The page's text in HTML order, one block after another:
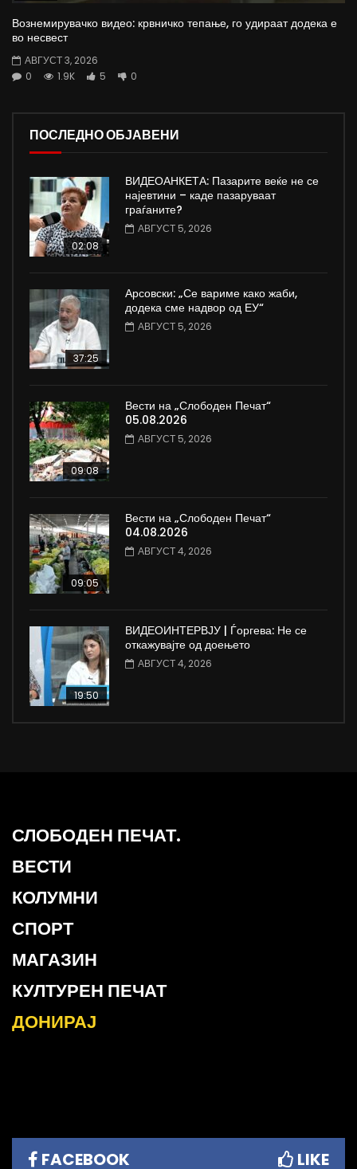
Вознемирувачко видео: крвничко тепање, го удираат додека е
во несвест
АВГУСТ 3, 2026
0
1.9K 5 0
ПОСЛЕДНО ОБЈАВЕНИ
02:08
ВИДЕОАНКЕТА: Пазарите веќе не се
најевтини – каде пазаруваат
граѓаните?
АВГУСТ 5, 2026
37:25
Арсовски: „Се вариме како жаби,
додека сме надвор од ЕУ“
АВГУСТ 5, 2026
09:08
Вести на „Слободен Печат“
05.08.2026
АВГУСТ 5, 2026
09:05
Вести на „Слободен Печат“
04.08.2026
АВГУСТ 4, 2026
19:50
ВИДЕОИНТЕРВЈУ | Ѓоргева: Не се
откажувајте од доењето
АВГУСТ 4, 2026
СЛОБОДЕН ПЕЧАТ.
ВЕСТИ
КОЛУМНИ
СПОРТ
МАГАЗИН
КУЛТУРЕН ПЕЧАТ
ДОНИРАЈ
FACEBOOK LIKE